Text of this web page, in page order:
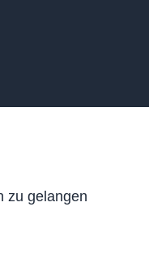
zu gelangen